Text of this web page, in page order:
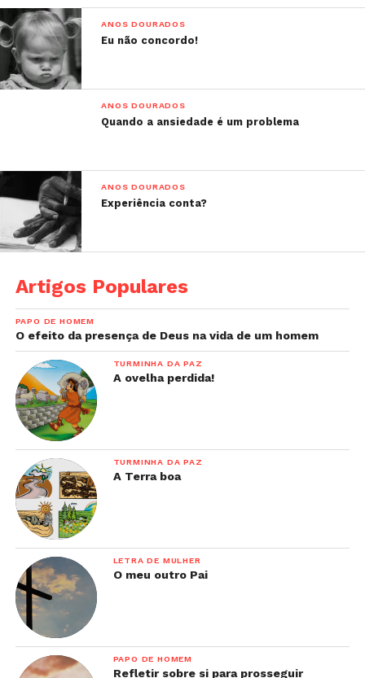
ANOS DOURADOS
Eu não concordo!
ANOS DOURADOS
Quando a ansiedade é um problema
ANOS DOURADOS
Experiência conta?
Artigos Populares
PAPO DE HOMEM
O efeito da presença de Deus na vida de um homem
TURMINHA DA PAZ
A ovelha perdida!
TURMINHA DA PAZ
A Terra boa
LETRA DE MULHER
O meu outro Pai
PAPO DE HOMEM
Refletir sobre si para prosseguir